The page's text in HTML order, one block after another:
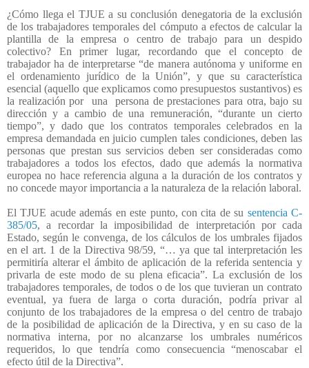
¿Cómo llega el TJUE a su conclusión denegatoria de la exclusión
de los trabajadores temporales del cómputo a efectos de calcular la
plantilla de la empresa o centro de trabajo para un despido
colectivo? En primer lugar, recordando que el concepto de
trabajador ha de interpretarse “de manera autónoma y uniforme en
el ordenamiento jurídico de la Unión”, y que su característica
esencial (aquello que explicamos como presupuestos sustantivos) es
la realización por
una
persona de prestaciones para otra, bajo su
dirección y a cambio de una remuneración, “durante un cierto
tiempo”, y dado que los contratos temporales celebrados en la
empresa demandada en juicio cumplen tales condiciones, deben las
personas que prestan sus servicios deben ser consideradas como
trabajadores a todos los efectos, dado que además la normativa
europea no hace referencia alguna a la duración de los contratos y
no concede mayor importancia a la naturaleza de la relación laboral.
El TJUE acude además en este punto, con cita de su sentencia C-
385/05, a recordar la imposibilidad de interpretación por cada
Estado, según le convenga, de los cálculos de los umbrales fijados
en el art. 1 de la Directiva 98/59, “… ya que tal interpretación les
permitiría alterar el ámbito de aplicación de la referida sentencia y
privarla de este modo de su plena eficacia”. La exclusión de los
trabajadores temporales, de todos o de los que tuvieran un contrato
eventual, ya fuera de larga o corta duración, podría privar al
conjunto de los trabajadores de la empresa o del centro de trabajo
de la posibilidad de aplicación de la Directiva, y en su caso de la
normativa interna, por no alcanzarse los umbrales numéricos
requeridos, lo que tendría como consecuencia “menoscabar el
efecto útil de la Directiva”.